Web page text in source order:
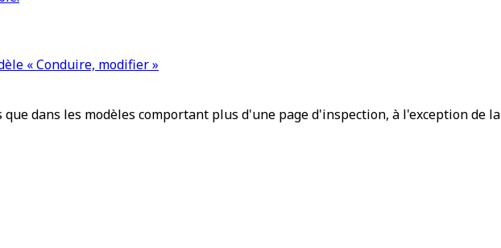
« Conduire, modifier »
dans les modèles comportant plus d'une page d'inspection, à l'exception de la